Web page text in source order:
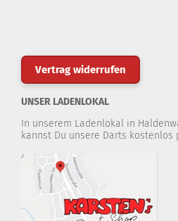
Vertrag widerrufen
UNSER LADENLOKAL
In unserem Ladenlokal in
kannst Du unsere Darts kostenlos